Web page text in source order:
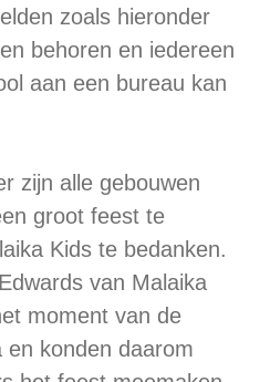
zoals hieronder
behoren en iedereen
aan een bureau kan
zijn alle gebouwen
groot feest te
Kids te bedanken.
van Malaika
moment van de
en konden daarom